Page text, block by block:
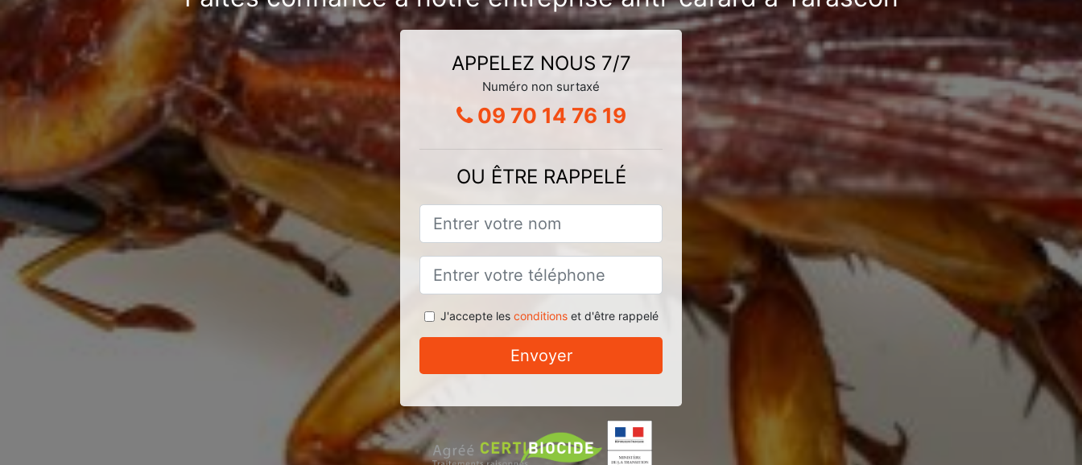
APPELEZ NOUS 7/7
Numéro non surtaxé
09 70 14 76 19
OU ÊTRE RAPPELÉ
J'accepte les conditionset d'être rappelé
Envoyer